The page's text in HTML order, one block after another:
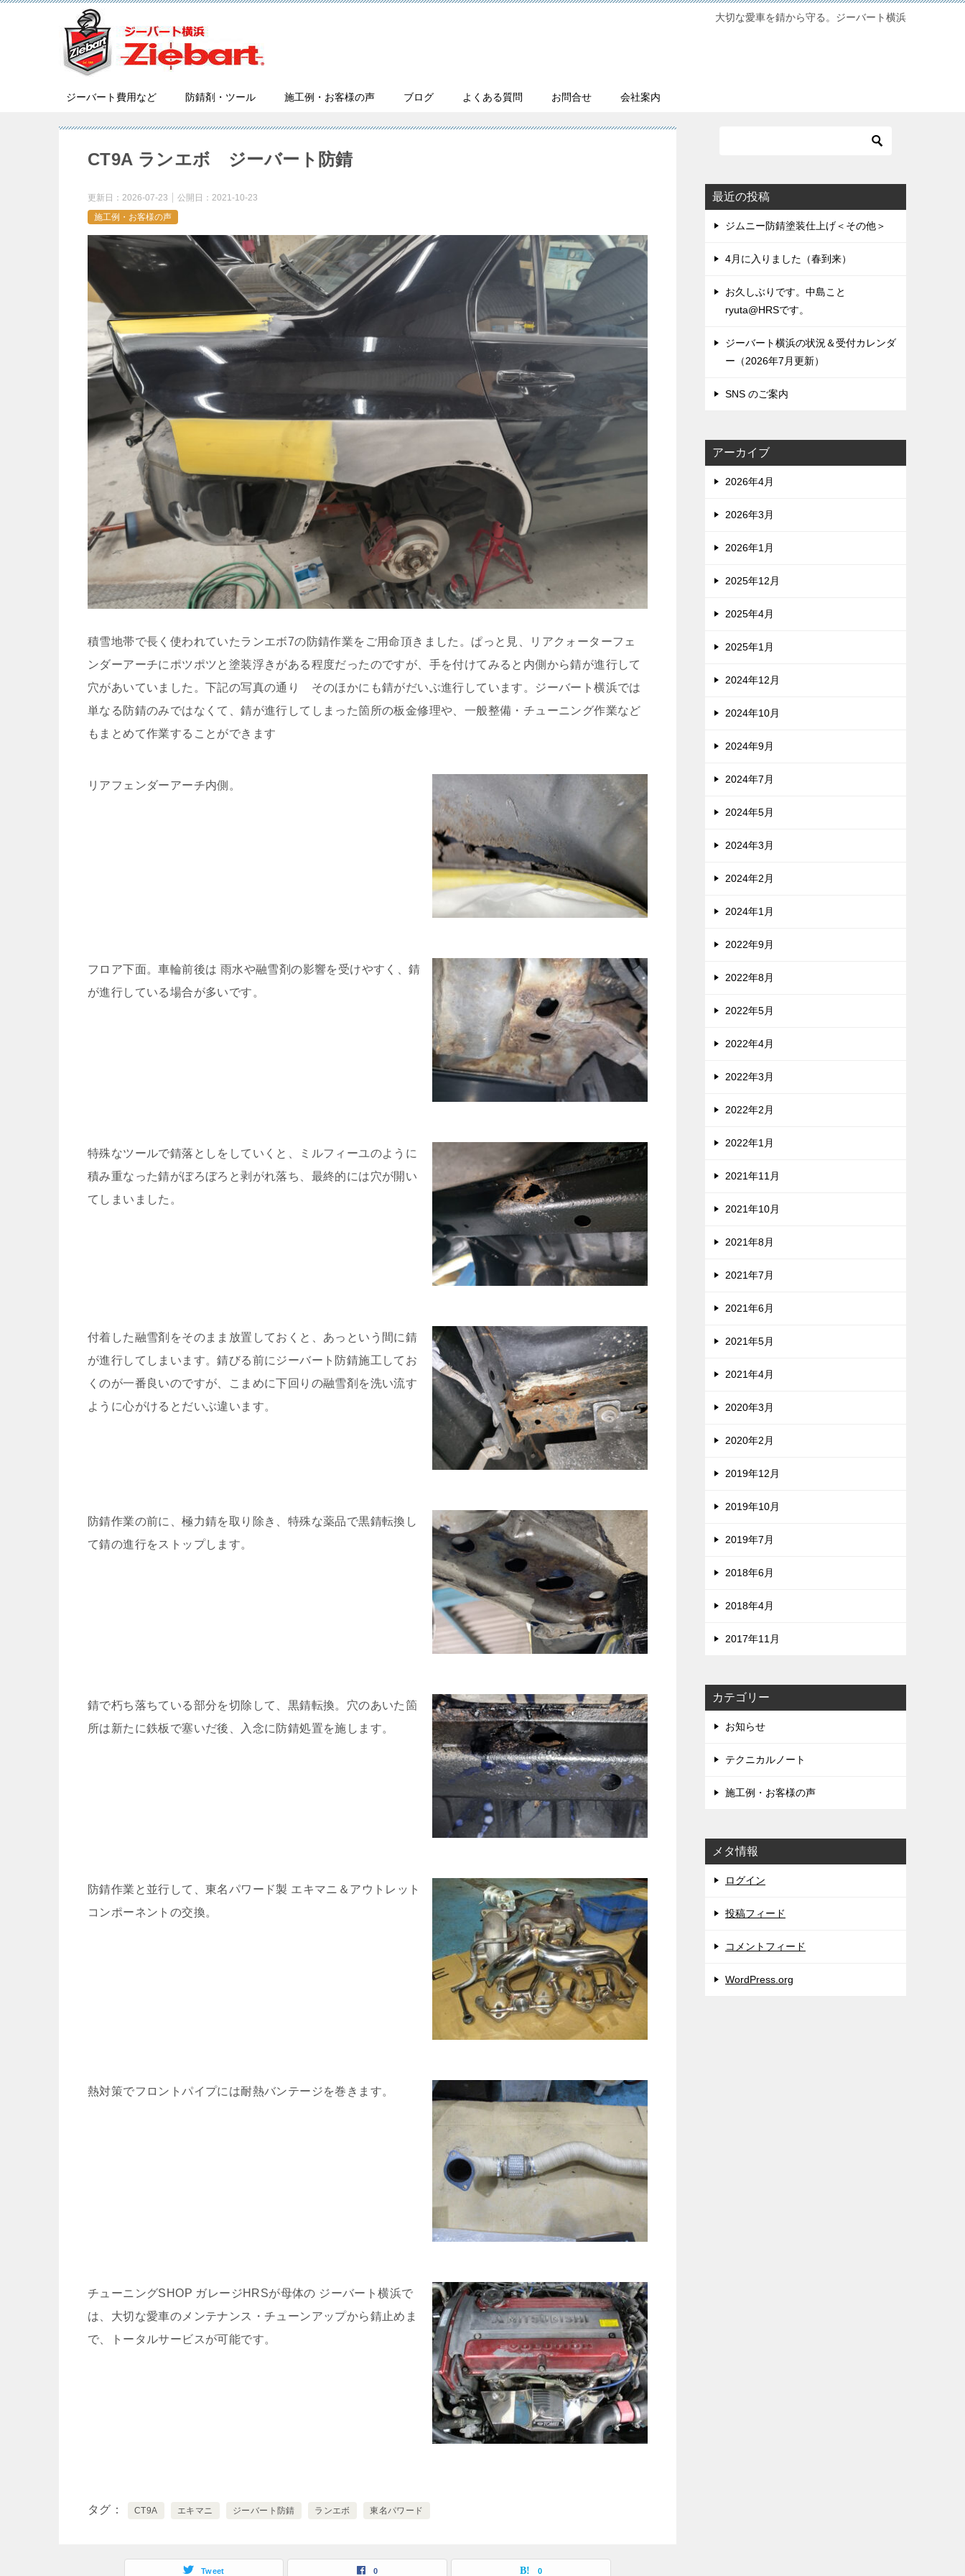
大切な愛車を錆から守る。ジーバート横浜
ジーバート費用など 防錆剤・ツール 施工例・お客様の声 ブログ よくある質問 お問合せ 会社案内
CT9A ランエボ ジーバート防錆
更新日： 2026-07-23 公開日： 2021-10-23
施工例・お客様の声
積雪地帯で長く使われていたランエボ7の防錆作業をご用命頂きました。ぱっと見、リアクォーターフェ
ンダーアーチにポツポツと塗装浮きがある程度だったのですが、手を付けてみると内側から錆が進行して
穴があいていました。下記の写真の通り そのほかにも錆がだいぶ進行しています。ジーバート横浜では
単なる防錆のみではなくて、錆が進行してしまった箇所の板金修理や、一般整備・チューニング作業など
もまとめて作業することができます
リアフェンダーアーチ内側。
フロア下面。車輪前後は 雨水や融雪剤の影響を受けやすく、錆
が進行している場合が多いです。
特殊なツールで錆落としをしていくと、ミルフィーユのように
積み重なった錆がぼろぼろと剥がれ落ち、最終的には穴が開い
てしまいました。
付着した融雪剤をそのまま放置しておくと、あっという間に錆
が進行してしまいます。錆びる前にジーバート防錆施工してお
くのが一番良いのですが、こまめに下回りの融雪剤を洗い流す
ように心がけるとだいぶ違います。
防錆作業の前に、極力錆を取り除き、特殊な薬品で黒錆転換し
て錆の進行をストップします。
錆で朽ち落ちている部分を切除して、黒錆転換。穴のあいた箇
所は新たに鉄板で塞いだ後、入念に防錆処置を施します。
防錆作業と並行して、東名パワード製 エキマニ＆アウトレット
コンポーネントの交換。
熱対策でフロントパイプには耐熱バンテージを巻きます。
チューニングSHOP ガレージHRSが母体の ジーバート横浜で
は、大切な愛車のメンテナンス・チューンアップから錆止めま
で、トータルサービスが可能です。
タグ CT9A エキマニ ジーバート防錆 ランエボ 東名パワード
Tweet 0 0
最近の投稿
ジムニー防錆塗装仕上げ＜その他＞
4月に入りました（春到来）
お久しぶりです。中島こと
ryuta@HRSです。
ジーバート横浜の状況＆受付カレンダ
ー（2026年7月更新）
SNS のご案内
アーカイブ
2026年4月
2026年3月
2026年1月
2025年12月
2025年4月
2025年1月
2024年12月
2024年10月
2024年9月
2024年7月
2024年5月
2024年3月
2024年2月
2024年1月
2022年9月
2022年8月
2022年5月
2022年4月
2022年3月
2022年2月
2022年1月
2021年11月
2021年10月
2021年8月
2021年7月
2021年6月
2021年5月
2021年4月
2020年3月
2020年2月
2019年12月
2019年10月
2019年7月
2018年6月
2018年4月
2017年11月
カテゴリー
お知らせ
テクニカルノート
施工例・お客様の声
メタ情報
ログイン
投稿フィード
コメントフィード
WordPress.org